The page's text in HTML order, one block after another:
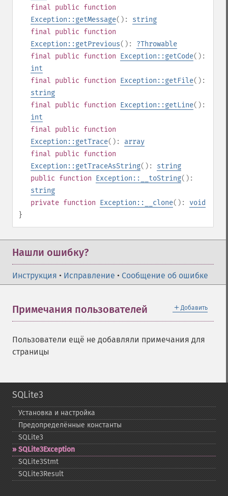
final public function
Exception::getMessage(): string
final public function
Exception::getPrevious(): ?Throwable
final public function Exception::getCode():
int
final public function Exception::getFile():
string
final public function Exception::getLine():
int
final public function
Exception::getTrace(): array
final public function
Exception::getTraceAsString(): string
public function Exception::__toString():
string
private function Exception::__clone(): void
}
Нашли ошибку?
Инструкция • Исправление • Сообщение об ошибке
＋ Добавить
Примечания пользователей
Пользователи ещё не добавляли примечания для
страницы
SQLite3
Установка и настройка
Предопределённые константы
SQLite3
SQLite3Exception
SQLite3Stmt
SQLite3Result